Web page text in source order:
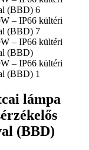
lámpa
(BBD)